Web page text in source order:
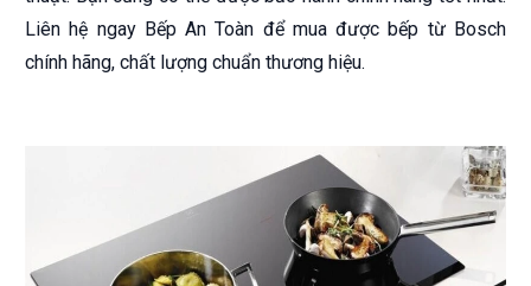
Liên hệ ngay Bếp An Toàn để mua được bếp từ Bosch
chính hãng, chất lượng chuẩn thương hiệu.